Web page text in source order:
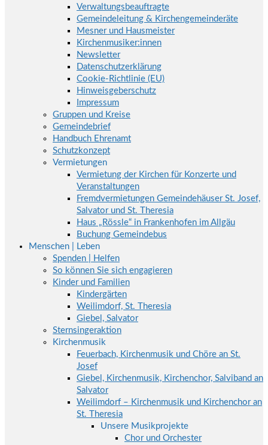
Verwaltungsbeauftragte
Gemeindeleitung & Kirchengemeinderäte
Mesner und Hausmeister
Kirchenmusiker:innen
Newsletter
Datenschutzerklärung
Cookie-Richtlinie (EU)
Hinweisgeberschutz
Impressum
Gruppen und Kreise
Gemeindebrief
Handbuch Ehrenamt
Schutzkonzept
Vermietungen
Vermietung der Kirchen für Konzerte und
Veranstaltungen
Fremdvermietungen Gemeindehäuser St. Josef,
Salvator und St. Theresia
Haus „Rössle“ in Frankenhofen im Allgäu
Buchung Gemeindebus
Menschen | Leben
Spenden | Helfen
So können Sie sich engagieren
Kinder und Familien
Kindergärten
Weilimdorf, St. Theresia
Giebel, Salvator
Sternsingeraktion
Kirchenmusik
Feuerbach, Kirchenmusik und Chöre an St.
Josef
Giebel, Kirchenmusik, Kirchenchor, Salviband an
Salvator
Weilimdorf – Kirchenmusik und Kirchenchor an
St. Theresia
Unsere Musikprojekte
Chor und Orchester